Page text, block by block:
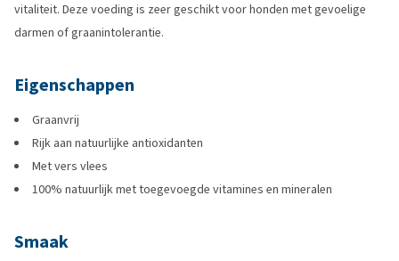
vitaliteit. Deze voeding is zeer geschikt voor honden met gevoelige
darmen of graanintolerantie.
Eigenschappen
Graanvrij
Rijk aan natuurlijke antioxidanten
Met vers vlees
100% natuurlijk met toegevoegde vitamines en mineralen
Smaak